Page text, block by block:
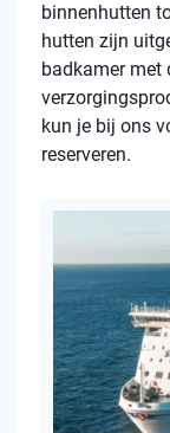
binnenhutten
hutten zijn
badkamer met
kun je bij ons
reserveren.